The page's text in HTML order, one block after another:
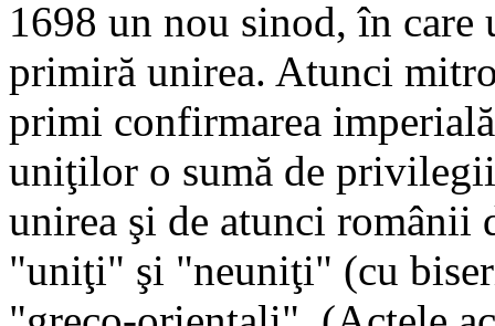
1698 un nou sinod, în care
primiră unirea. Atunci
primi confirmarea
uniţilor o sumă de
unirea şi de atunci românii
"uniţi" şi "neuniţi" (cu